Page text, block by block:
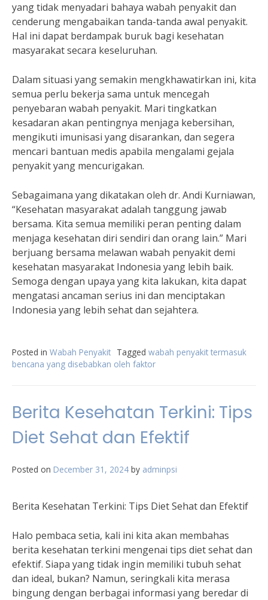
yang tidak menyadari bahaya wabah penyakit dan
cenderung mengabaikan tanda-tanda awal penyakit.
Hal ini dapat berdampak buruk bagi kesehatan
masyarakat secara keseluruhan.
Dalam situasi yang semakin mengkhawatirkan ini, kita
semua perlu bekerja sama untuk mencegah
penyebaran wabah penyakit. Mari tingkatkan
kesadaran akan pentingnya menjaga kebersihan,
mengikuti imunisasi yang disarankan, dan segera
mencari bantuan medis apabila mengalami gejala
penyakit yang mencurigakan.
Sebagaimana yang dikatakan oleh dr. Andi Kurniawan,
“Kesehatan masyarakat adalah tanggung jawab
bersama. Kita semua memiliki peran penting dalam
menjaga kesehatan diri sendiri dan orang lain.” Mari
berjuang bersama melawan wabah penyakit demi
kesehatan masyarakat Indonesia yang lebih baik.
Semoga dengan upaya yang kita lakukan, kita dapat
mengatasi ancaman serius ini dan menciptakan
Indonesia yang lebih sehat dan sejahtera.
Posted in Wabah Penyakit Tagged wabah penyakit termasuk
bencana yang disebabkan oleh faktor
Berita Kesehatan Terkini: Tips
Diet Sehat dan Efektif
Posted on December 31, 2024 by adminpsi
Berita Kesehatan Terkini: Tips Diet Sehat dan Efektif
Halo pembaca setia, kali ini kita akan membahas
berita kesehatan terkini mengenai tips diet sehat dan
efektif. Siapa yang tidak ingin memiliki tubuh sehat
dan ideal, bukan? Namun, seringkali kita merasa
bingung dengan berbagai informasi yang beredar di